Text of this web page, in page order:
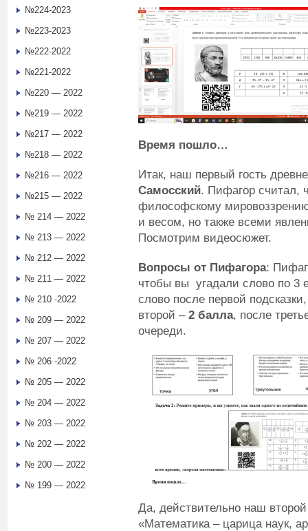
Время пошло…
Итак, наш первый гость
Самосский. Пифагор считал,
философскому
и весом, но также всеми
Посмотрим видеосюжет.
Вопросы от Пифагора:
чтобы вы угадали слово по 3
слово после первой
второй – 2 балла, после
очереди.
Да, действительно наш
«Математика – царица наук,
№224-2023
№223-2023
№222-2022
№221-2022
№220 — 2022
№219 — 2022
№217 — 2022
№218 — 2022
№216 — 2022
№215 — 2022
№ 214 — 2022
№ 213 — 2022
№ 212 — 2022
№ 211 — 2022
№ 210 -2022
№ 209 — 2022
№ 207 — 2022
№ 206 -2022
№ 205 — 2022
№ 204 — 2022
№ 203 — 2022
№ 202 — 2022
№ 200 — 2022
№ 199 — 2022